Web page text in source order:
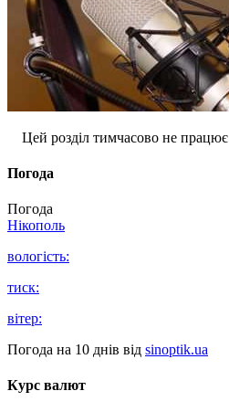
Цей розділ тимчасово не працює
Погода
Погода
Нікополь
вологість:
тиск:
вітер:
Погода на 10 днів від sinoptik.ua
Курс валют